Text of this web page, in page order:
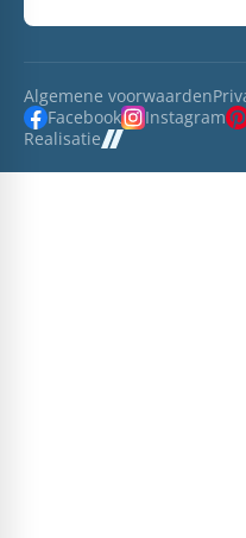
Algemene voorwaarden
Facebook
Instagram
Realisatie